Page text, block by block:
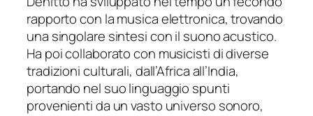
rapporto con la musica elettronica, trovando
una singolare sintesi con il suono acustico.
Ha poi collaborato con musicisti didiverse
tradizioni culturali, dall’Africa all’India,
portando nel suo linguaggio spunti
provenienti da un vasto universo sonoro,